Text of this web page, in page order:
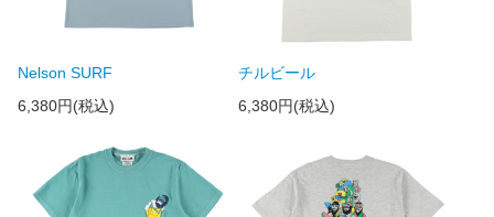
Nelson SURF
6,380円(税込)
チルビール
6,380円(税込)